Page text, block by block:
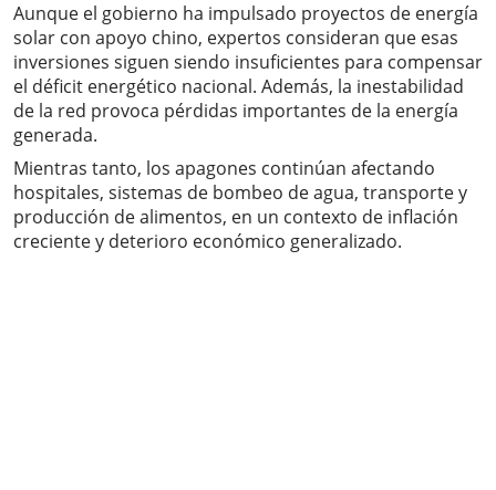
Aunque el gobierno ha impulsado proyectos de energía
solar con apoyo chino, expertos consideran que esas
inversiones siguen siendo insuficientes para compensar
el déficit energético nacional. Además, la inestabilidad
de la red provoca pérdidas importantes de la energía
generada.
Mientras tanto, los apagones continúan afectando
hospitales, sistemas de bombeo de agua, transporte y
producción de alimentos, en un contexto de inflación
creciente y deterioro económico generalizado.